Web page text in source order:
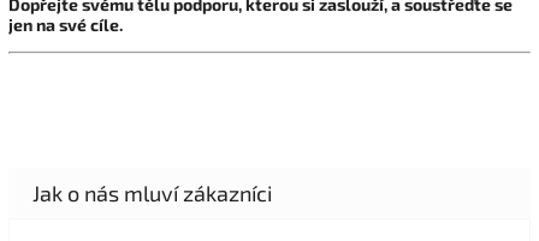
Dopřejte svému tělu podporu, kterou si zaslouží, a soustřeďte se
jen na své cíle.